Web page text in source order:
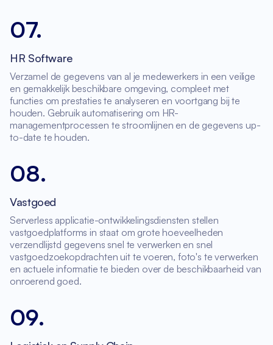
07.
HR Software
Verzamel de gegevens van al je medewerkers in een veilige
en gemakkelijk beschikbare omgeving, compleet met
functies om prestaties te analyseren en voortgang bij te
houden. Gebruik automatisering om HR-
managementprocessen te stroomlijnen en de gegevens up-
to-date te houden.
08.
Vastgoed
Serverless applicatie-ontwikkelingsdiensten stellen
vastgoedplatforms in staat om grote hoeveelheden
verzendlijstd gegevens snel te verwerken en snel
vastgoedzoekopdrachten uit te voeren, foto's te verwerken
en actuele informatie te bieden over de beschikbaarheid van
onroerend goed.
09.